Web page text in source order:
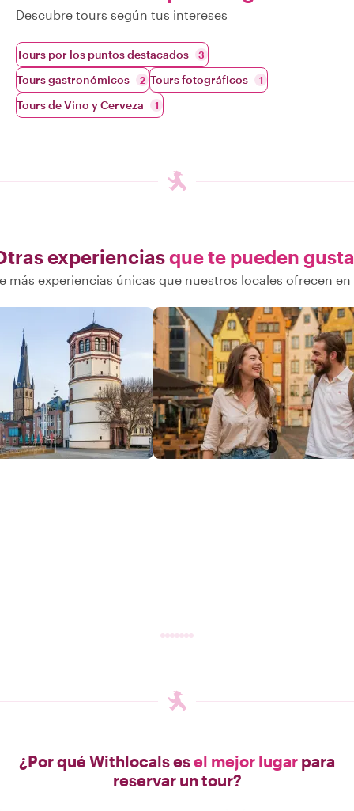
Descubre tours según tus intereses
Tours por los puntos destacados 3
Tours gastronómicos 2 Tours fotográficos 1
Tours de Vino y Cerveza 1
experienciasque te pueden
más experiencias únicas que nuestros locales ofrecen
¿Por qué Withlocals esel mejor lugar para
reservar un tour?